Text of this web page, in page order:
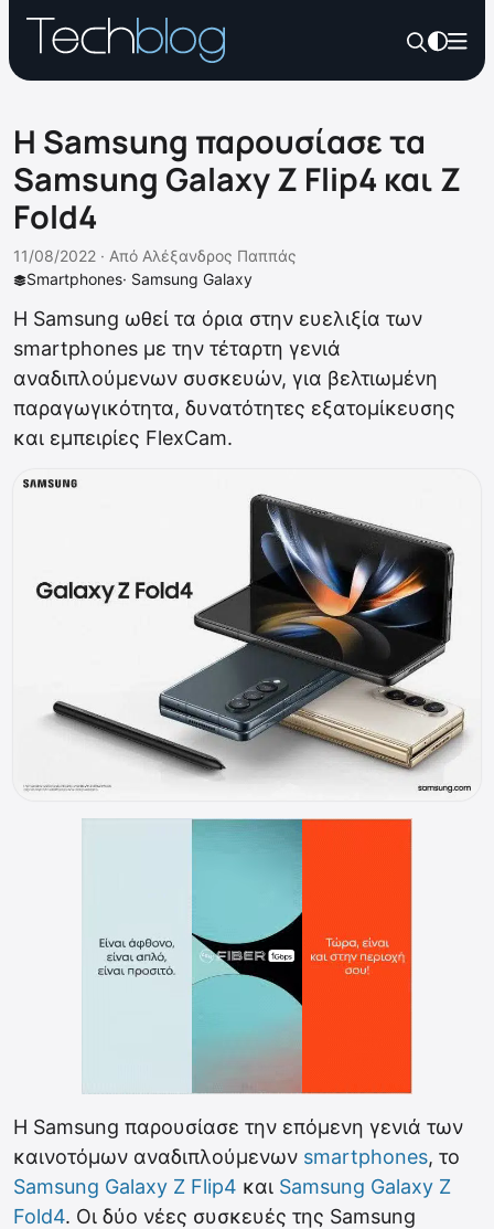
Η Samsung παρουσίασε τα
Samsung Galaxy Z Flip4 και Z
Fold4
Smartphones· Samsung Galaxy
11/08/2022 · Από Αλέξανδρος Παππάς
Η Samsung ωθεί τα όρια στην ευελιξία των
smartphones με την τέταρτη γενιά
αναδιπλούμενων συσκευών, για βελτιωμένη
παραγωγικότητα, δυνατότητες εξατομίκευσης
και εμπειρίες FlexCam.
Η Samsung παρουσίασε την επόμενη γενιά των
καινοτόμων αναδιπλούμενων smartphones, το
Samsung Galaxy Z Flip4 και Samsung Galaxy Z
Fold4. Οι δύο νέες συσκευές της Samsung